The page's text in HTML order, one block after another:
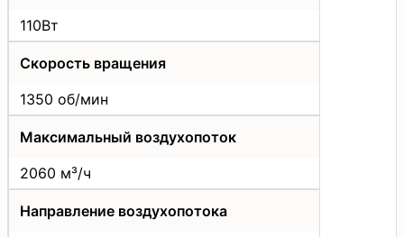
110Вт
Скорость вращения
1350 об/мин
Максимальный воздухопоток
2060 м³/ч
Направление воздухопотока